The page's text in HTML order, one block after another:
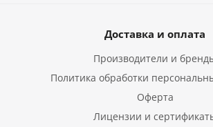
Доставка и оплата
Производители и
Политика обработки
Оферта
Лицензии и